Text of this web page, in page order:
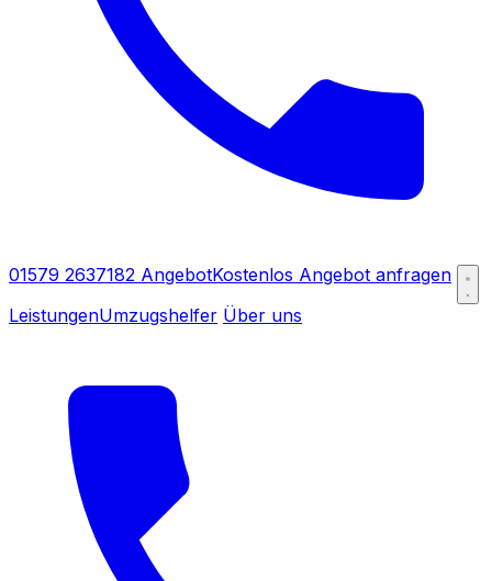
01579 2637182 AngebotKostenlos Angebot anfragen
LeistungenUmzugshelfer Über uns